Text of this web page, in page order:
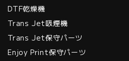
DTF乾燥機
Trans Jet吸煙機
Trans Jet保守パーツ
Enjoy Print保守パーツ